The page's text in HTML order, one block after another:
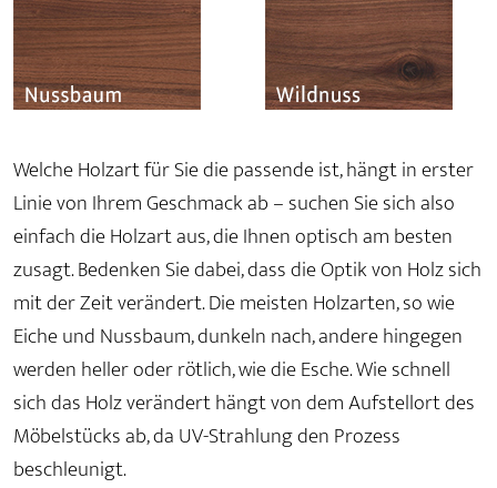
Welche Holzart für Sie die passende ist, hängt in erster
Linie von Ihrem Geschmack ab – suchen Sie sich also
einfach die Holzart aus, die Ihnen optisch am besten
zusagt. Bedenken Sie dabei, dass die Optik von Holz sich
mit der Zeit verändert. Die meisten Holzarten, so wie
Eiche und Nussbaum, dunkeln nach, andere hingegen
werden heller oder rötlich, wie die Esche. Wie schnell
sich das Holz verändert hängt von dem Aufstellort des
Möbelstücks ab, da UV-Strahlung den Prozess
beschleunigt.